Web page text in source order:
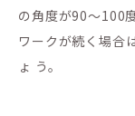
の角度が90～100
ワークが続く場合
ょ う。